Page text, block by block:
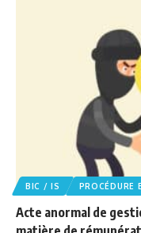
BIC / IS PROCÉDURE
Acte anormal de